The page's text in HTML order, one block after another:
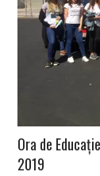
Ora de
2019